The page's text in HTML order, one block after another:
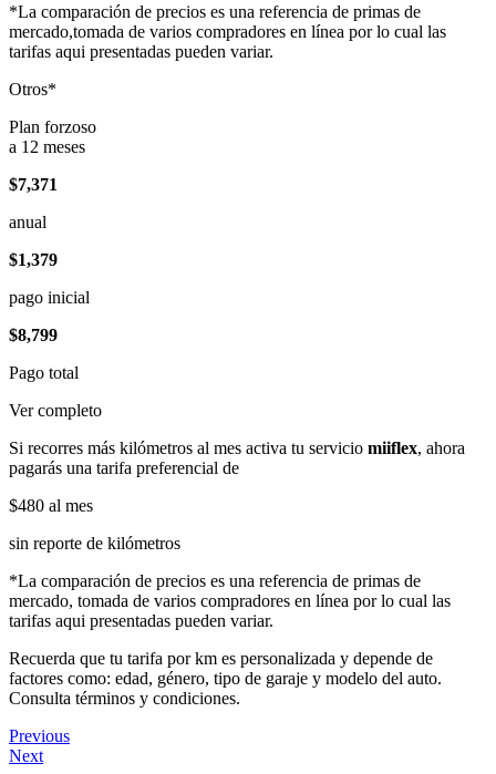
*La comparación de precios es una referencia de primas de
mercado,tomada de varios compradores en línea por lo cual las
tarifas aqui presentadas pueden variar.
Otros*
Plan forzoso
a 12 meses
$7,371
anual
$1,379
pago inicial
$8,799
Pago total
Ver completo
Si recorres más kilómetros al mes activa tu servicio miiflex, ahora
pagarás una tarifa preferencial de
$480 al mes
sin reporte de kilómetros
*La comparación de precios es una referencia de primas de
mercado, tomada de varios compradores en línea por lo cual las
tarifas aqui presentadas pueden variar.
Recuerda que tu tarifa por km es personalizada y depende de
factores como: edad, género, tipo de garaje y modelo del auto.
Consulta términos y condiciones.
Previous
Next